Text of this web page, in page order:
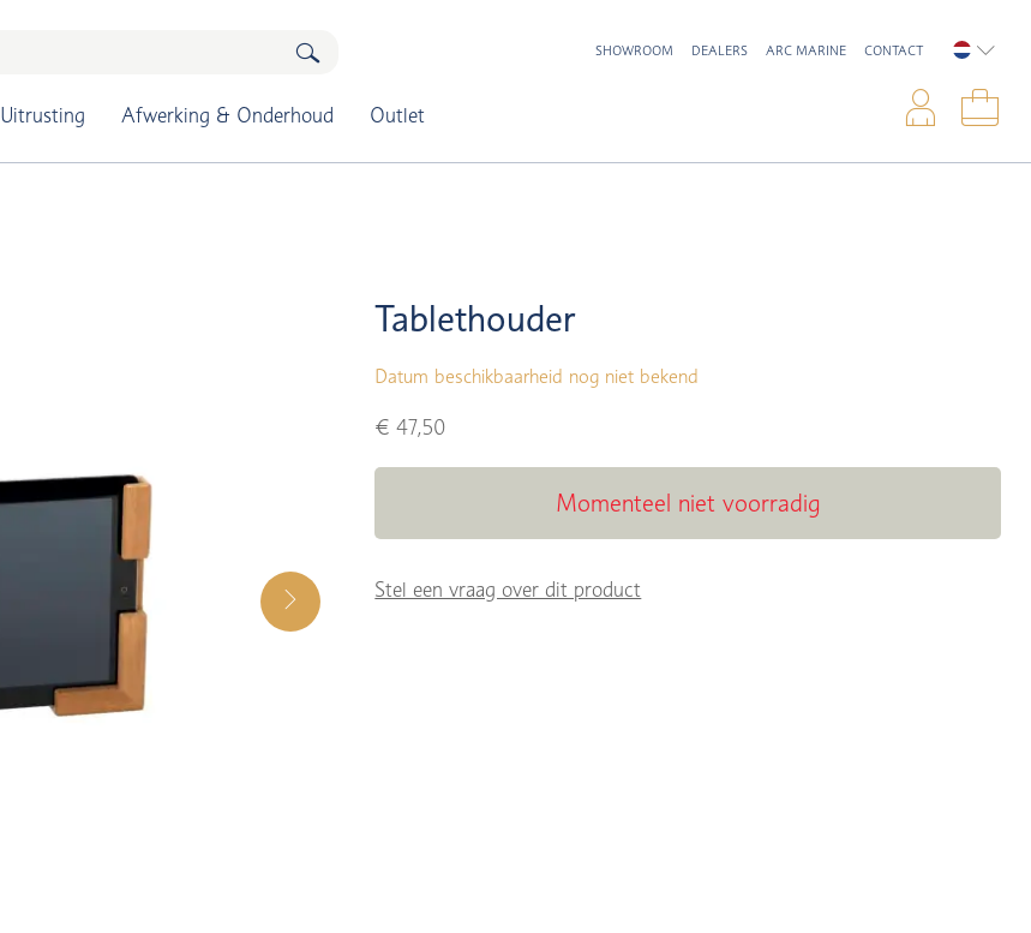
Uitrusting Afwerking & Onderhoud Outlet
SHOWROOM DEALERS ARC MARINE CONTACT
Tablethouder
Datum beschikbaarheid nog niet bekend
€ 47,50
Momenteel niet voorradig
Stel een vraag over dit product